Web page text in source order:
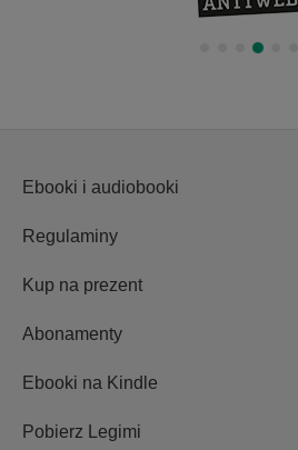
Ebooki i audiobooki
Regulaminy
Kup na prezent
Abonamenty
Ebooki na Kindle
Pobierz Legimi